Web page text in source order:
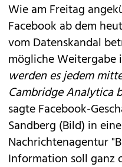
Wie am Freitag
Facebook ab dem
vom Datenskandal
mögliche Weitergabe
werden es jedem
Cambridge Analytica
sagte Facebook-
Sandberg (Bild) in
Nachrichtenagentur
Information soll ganz